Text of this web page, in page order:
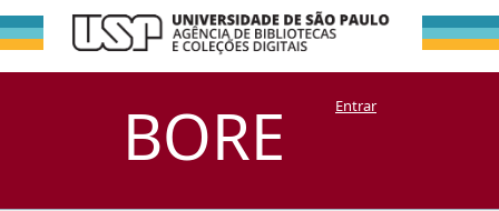
BORE
Filtrar por:
Assunto
DSpace/Manakin + CoriscoEntrar